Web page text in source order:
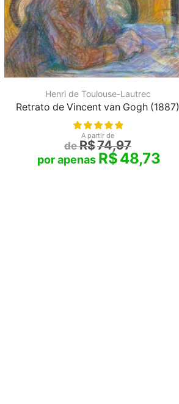
Henri de Toulouse-Lautrec
Retrato de Vincent van Gogh (1887)
A partir de
R$74,97
R$48,73